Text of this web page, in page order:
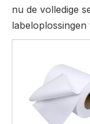
nu de volledige